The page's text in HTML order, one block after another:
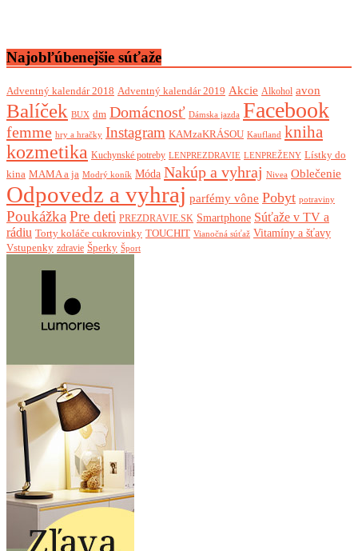
Najobľúbenejšie súťaže
Adventný kalendár 2018 Adventný kalendár 2019 Akcie Alkohol avon
Balíček BUX dm Domácnosť Dámska jazda Facebook
femme hry a hračky Instagram KAMzaKRÁSOU Kaufland kniha
kozmetika Kuchynské potreby LENPREZDRAVIE LENPREŽENY Lístky do
kina MAMA a ja Modrý koník Móda Nakúp a vyhraj Nivea Oblečenie
Odpovedz a vyhraj parfémy vône Pobyt potraviny
Poukážka Pre deti PREZDRAVIE.SK Smartphone Súťaže v TV a
rádiu Torty koláče cukrovinky TOUCHIT Vianočná súťaž Vitamíny a šťavy
Vstupenky zdravie Šperky Šport